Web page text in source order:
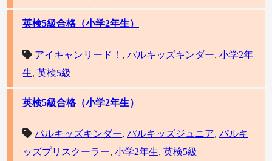
英検5級合格（小学2年生）
アイキャンリード！ , パルキッズキンダー, 小学2年
生, 英検5級
英検5級合格（小学2年生）
パルキッズキンダー, パルキッズジュニア, パルキ
ッズプリスクーラー, 小学2年生, 英検5級